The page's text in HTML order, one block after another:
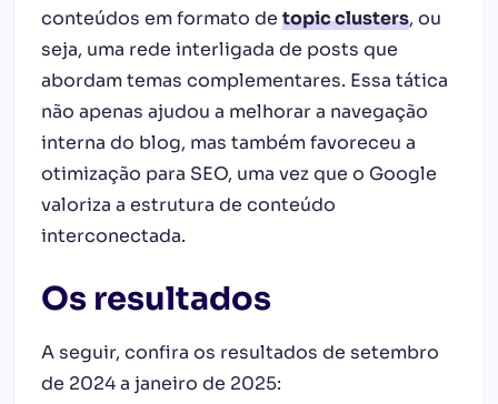
conteúdos em formato de topic clusters, ou
seja, uma rede interligada de posts que
abordam temas complementares. Essa tática
não apenas ajudou a melhorar a navegação
interna do blog, mas também favoreceu a
otimização para SEO, uma vez que o Google
valoriza a estrutura de conteúdo
interconectada.
Os resultados
A seguir, confira os resultados de setembro
de 2024 a janeiro de 2025: